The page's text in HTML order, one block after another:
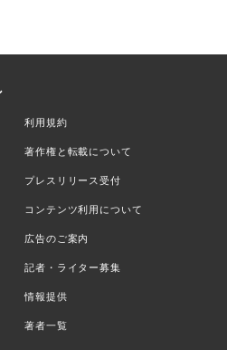
利用規約
著作権と転載について
プレスリリース受付
コンテンツ利用について
広告のご案内
記者・ライター募集
情報提供
著者一覧